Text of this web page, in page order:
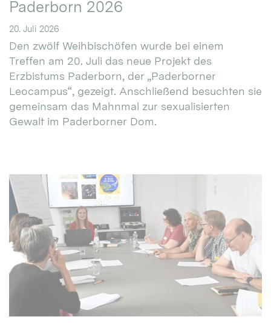
Paderborn 2026
20. Juli 2026
Den zwölf Weihbischöfen wurde bei einem
Treffen am 20. Juli das neue Projekt des
Erzbistums Paderborn, der „Paderborner
Leocampus“, gezeigt. Anschließend besuchten sie
gemeinsam das Mahnmal zur sexualisierten
Gewalt im Paderborner Dom.